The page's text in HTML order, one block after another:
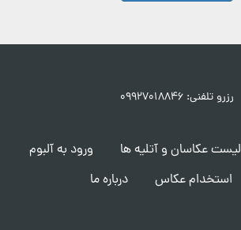
رزرو تلفنی: ۰۹۹۲۷۰۱۸۸۴۶
لیست عکاسان و آتلیه ها
ورود به آلبوم
استخدام عکاس
درباره ما